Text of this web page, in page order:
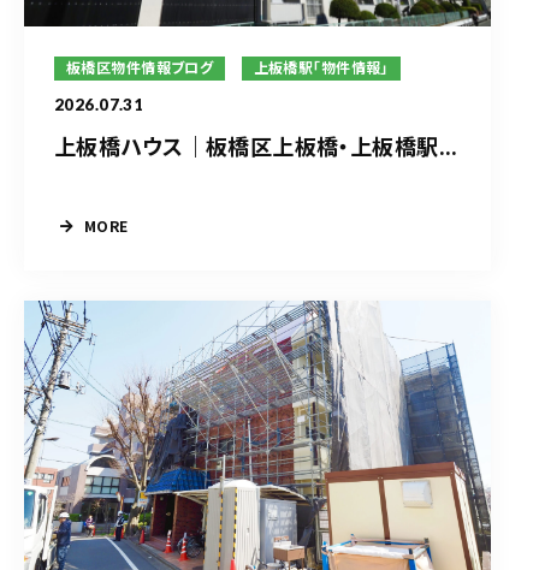
板橋区物件情報ブログ 上板橋駅「物件情報」
2026.07.31
上板橋ハウス｜板橋区上板橋・上板橋駅...
MORE